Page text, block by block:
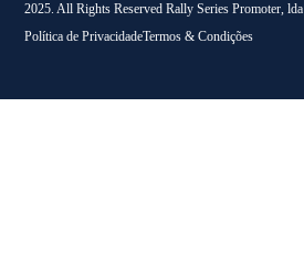
2025. All Rights Reserved Rally Series Promoter, lda
Política de PrivacidadeTermos & Condições